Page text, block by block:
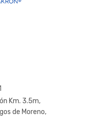
Km. 3.5m,
de Moreno,